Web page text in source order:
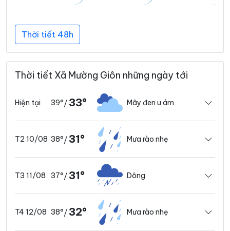
Thời tiết 48h
Thời tiết Xã Mường Giôn những ngày tới
Hiện tại 39°/ 33° Mây đen u ám
T2 10/08 38°/ 31° Mưa rào nhẹ
T3 11/08 37°/ 31° Dông
T4 12/08 38°/ 32° Mưa rào nhẹ